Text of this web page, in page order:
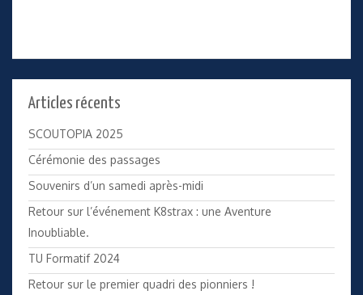
Articles récents
SCOUTOPIA 2025
Cérémonie des passages
Souvenirs d’un samedi après-midi
Retour sur l’événement K8strax : une Aventure
Inoubliable.
TU Formatif 2024
Retour sur le premier quadri des pionniers !